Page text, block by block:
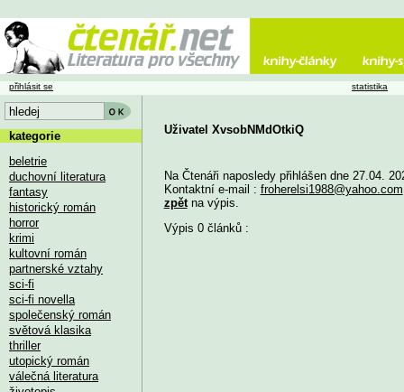
Uživatel XvsobNMdOtkiQ
Na Čtenáři naposledy přihlášen dne 27.04.
Kontaktní e-mail : froherelsi1988@yahoo.com
zpětna výpis.
Výpis 0 článků :
přihlásit se statistika
kategorie
beletrie
duchovní literatura
fantasy
historický román
horror
krimi
kultovní román
partnerské vztahy
sci-fi
sci-fi novella
společenský román
světová klasika
thriller
utopický román
válečná literatura